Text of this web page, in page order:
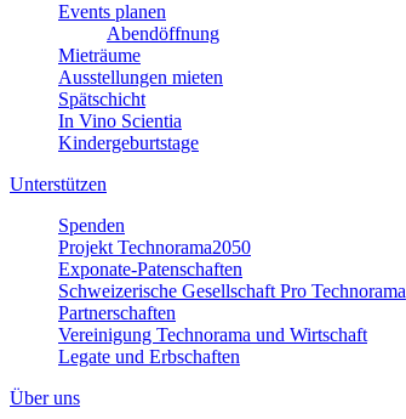
Events planen
Abendöffnung
Mieträume
Ausstellungen mieten
Spätschicht
In Vino Scientia
Kindergeburtstage
Unterstützen
Spenden
Projekt Technorama2050
Exponate-Patenschaften
Schweizerische Gesellschaft Pro Technorama
Partnerschaften
Vereinigung Technorama und Wirtschaft
Legate und Erbschaften
Über uns